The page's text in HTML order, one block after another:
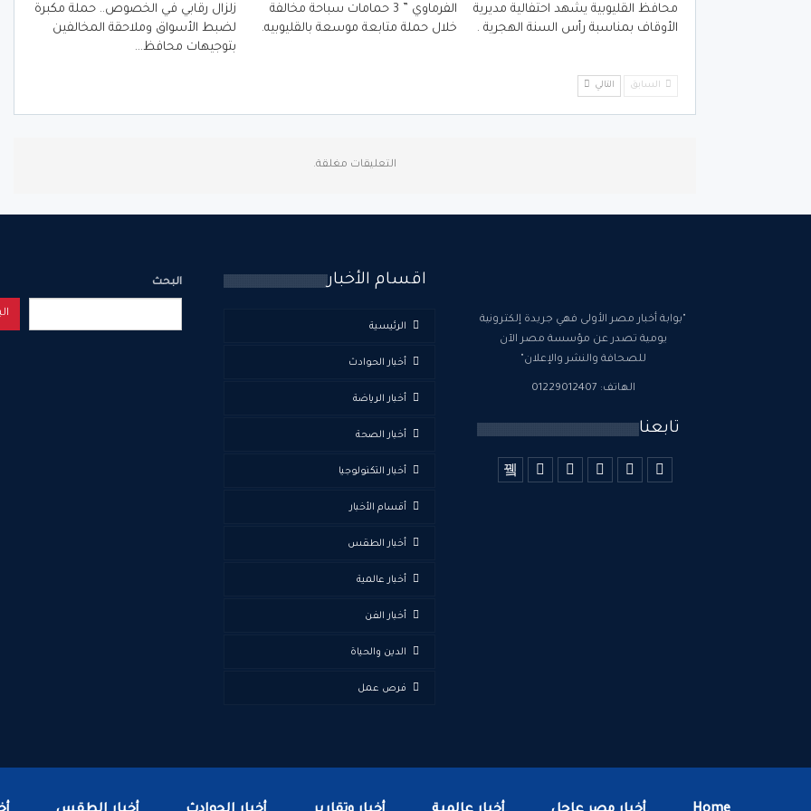
محافظ القليوبية يشهد احتفالية مديرية
الأوقاف بمناسبة رأس السنة الهجرية .
الفرماوي ” 3 حمامات سباحة مخالفة
خلال حملة متابعة موسعة بالقليوبيه.
زلزال رقابي في الخصوص.. حملة مكبرة
لضبط الأسواق وملاحقة المخالفين
بتوجيهات محافظ…
السابق التالي
التعليقات مغلقة.
"بوابة أخبار مصر الأولى فهي جريدة إلكترونية
يومية تصدر عن مؤسسة مصر الآن
للصحافة والنشر والإعلان"
الهاتف: 01229012407
تابعنا
اقسام الأخبار
الرئيسية
أخبار الحوادث
أخبار الرياضة
أخبار الصحة
أخبار التكنولوجيا
أقسام الأخبار
أخبار الطقس
أخبار عالمية
أخبار الفن
الدين والحياة
فرص عمل
البحث